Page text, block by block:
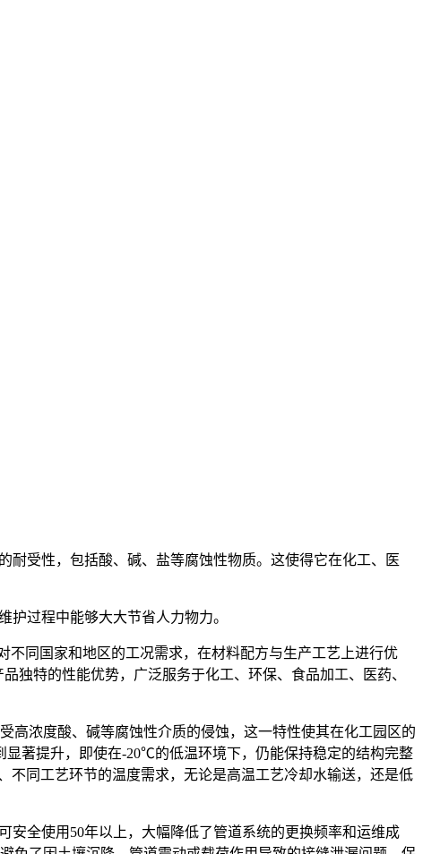
耐受性，包括酸、碱、盐等腐蚀性物质。这使得它在化工、医
过程中能够大大节省人力物力。
不同国家和地区的工况需求，在材料配方与生产工艺上进行优
独特的性能优势，广泛服务于化工、环保、食品加工、医药、
高浓度酸、碱等腐蚀性介质的侵蚀，这一特性使其在化工园区的
著提升，即使在-20℃的低温环境下，仍能保持稳定的结构完整
同工艺环节的温度需求，无论是高温工艺冷却水输送，还是低
安全使用50年以上，大幅降低了管道系统的更换频率和运维成